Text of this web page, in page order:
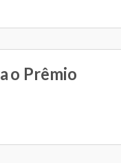
o Prêmio